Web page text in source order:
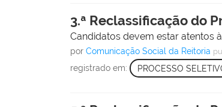
3.ª Reclassificação do
Candidatos devem estar atentos
porComunicação Social da Reitoria
registrado em: PROCESSO